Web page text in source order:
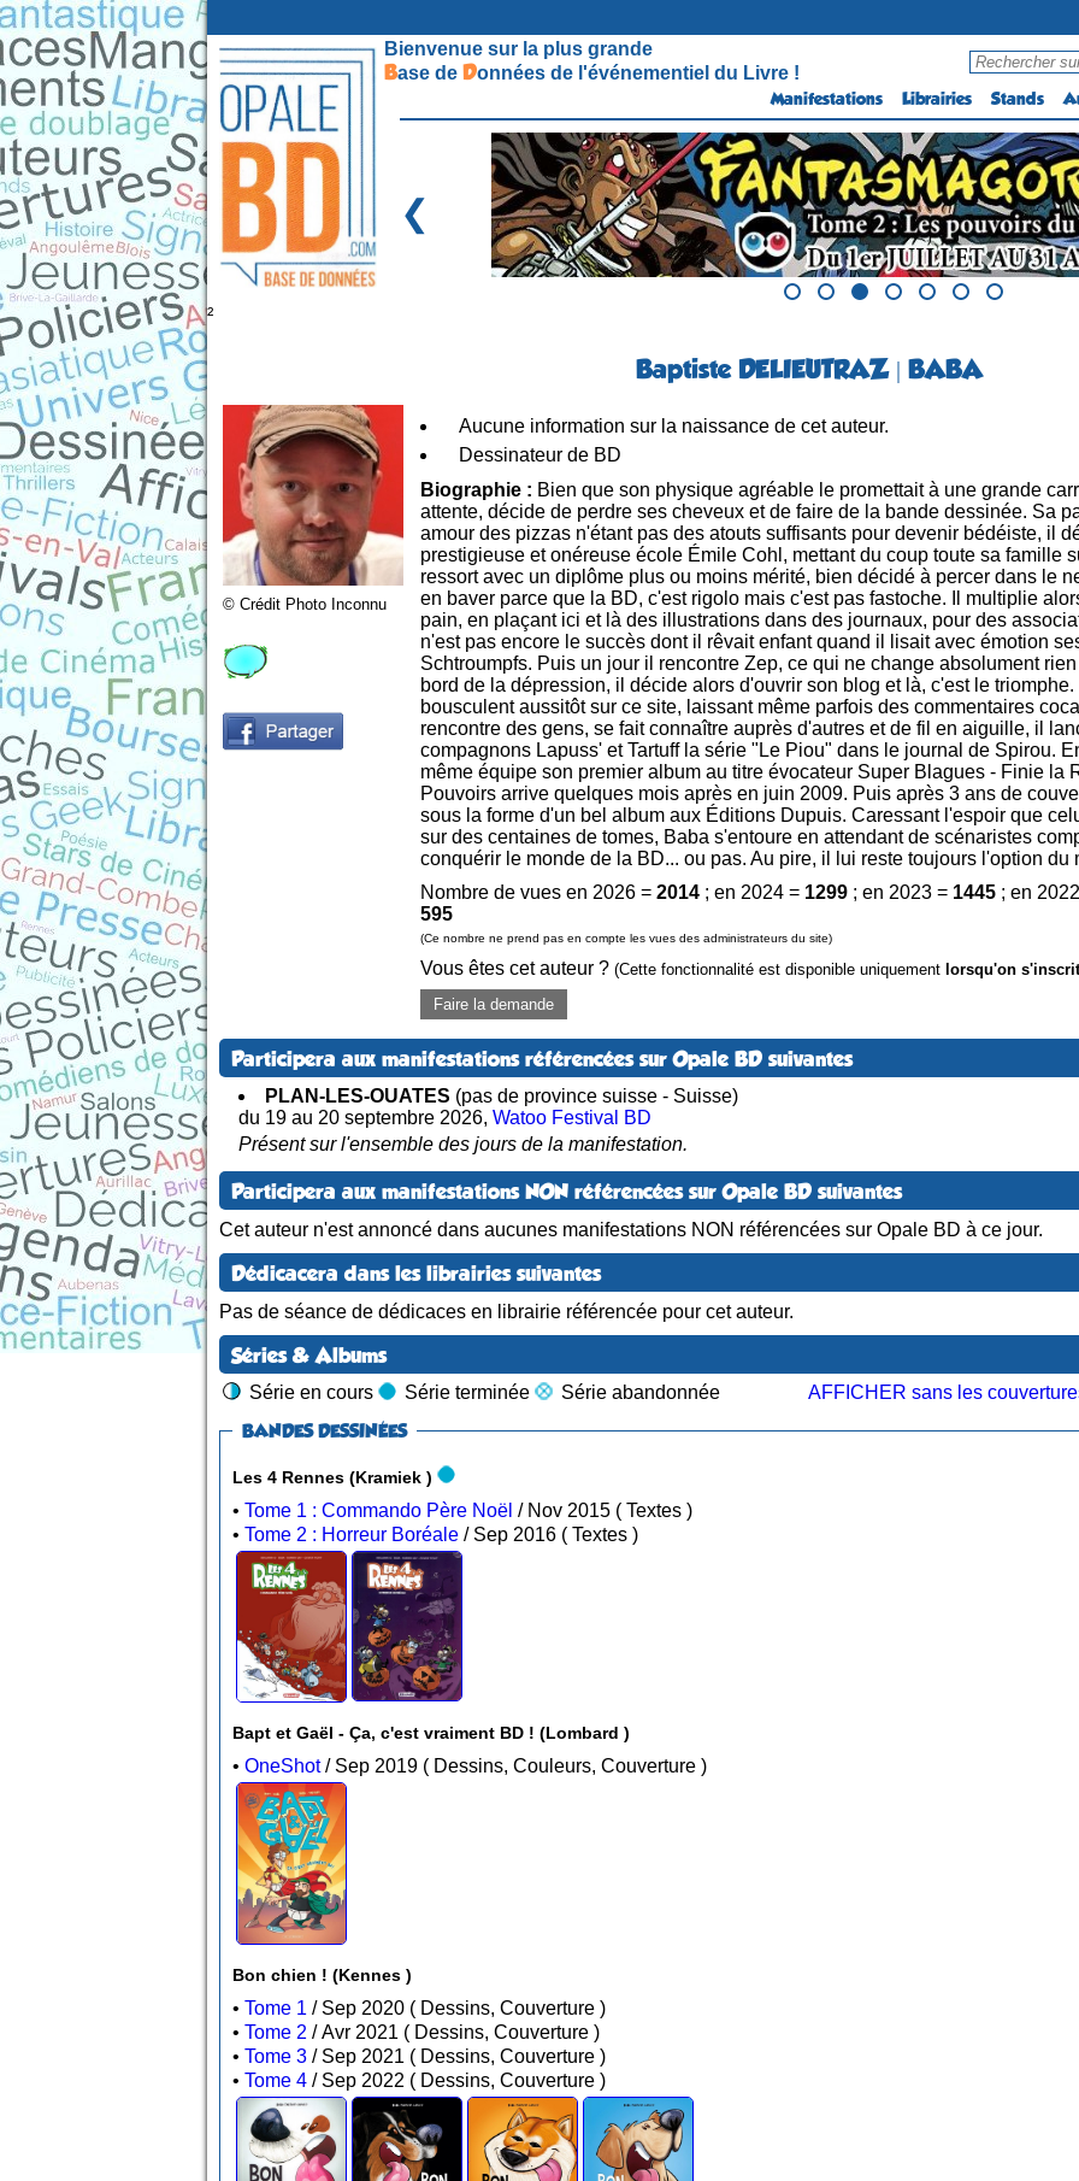
Bienvenue sur la plus grande
Base de Données de l'événementiel du Livre !
Manifestations Librairies Stands
❮
²
Baptiste DELIEUTRAZ | BABA
© Crédit Photo Inconnu
Aucune information sur la naissance de cet auteur.
Dessinateur de BD
Biographie : Bien que son physique agréable le promettait à une grande
attente, décide de perdre ses cheveux et de faire de la bande dessinée. Sa
amour des pizzas n'étant pas des atouts suffisants pour devenir bédéiste, il
prestigieuse et onéreuse école Émile Cohl, mettant du coup toute sa famille
ressort avec un diplôme plus ou moins mérité, bien décidé à percer dans le
en baver parce que la BD, c'est rigolo mais c'est pas fastoche. Il multiplie
pain, en plaçant ici et là des illustrations dans des journaux, pour des
n'est pas encore le succès dont il rêvait enfant quand il lisait avec émotion
Schtroumpfs. Puis un jour il rencontre Zep, ce qui ne change absolument
bord de la dépression, il décide alors d'ouvrir son blog et là, c'est le
bousculent aussitôt sur ce site, laissant même parfois des commentaires
rencontre des gens, se fait connaître auprès d'autres et de fil en aiguille, il
compagnons Lapuss' et Tartuff la série "Le Piou" dans le journal de Spirou.
même équipe son premier album au titre évocateur Super Blagues - Finie la
Pouvoirs arrive quelques mois après en juin 2009. Puis après 3 ans de
sous la forme d'un bel album aux Éditions Dupuis. Caressant l'espoir que
sur des centaines de tomes, Baba s'entoure en attendant de scénaristes
conquérir le monde de la BD... ou pas. Au pire, il lui reste toujours l'option
Nombre de vues en 2026 = 2014 ; en 2024 = 1299 ; en 2023 = 1445 ; en
595
(Ce nombre ne prend pas en compte les vues des administrateurs du site)
Vous êtes cet auteur ? (Cette fonctionnalité est disponible uniquement lorsqu'on
Faire la demande
Participera aux manifestations référencées sur Opale BD suivantes
PLAN-LES-OUATES (pas de province suisse - Suisse)
du 19 au 20 septembre 2026, Watoo Festival BD
Présent sur l'ensemble des jours de la manifestation.
Participera aux manifestations NON référencées sur Opale BD suivantes
Cet auteur n'est annoncé dans aucunes manifestations NON référencées sur Opale BD à ce jour.
Dédicacera dans les librairies suivantes
Pas de séance de dédicaces en librairie référencée pour cet auteur.
Séries & Albums
Série en cours Série terminée Série abandonnée
AFFICHER sans les
BANDES DESSINÉES
Les 4 Rennes (Kramiek )
• Tome 1 : Commando Père Noël
/ Nov 2015 ( Textes )
• Tome 2 : Horreur Boréale / Sep 2016 ( Textes )
Bapt et Gaël - Ça, c'est vraiment BD ! (Lombard )
• OneShot / Sep 2019 ( Dessins, Couleurs, Couverture )
Bon chien ! (Kennes )
• Tome 1
/ Sep 2020 ( Dessins, Couverture )
• Tome 2
/ Avr 2021 ( Dessins, Couverture )
• Tome 3
/ Sep 2021 ( Dessins, Couverture )
• Tome 4 / Sep 2022 ( Dessins, Couverture )